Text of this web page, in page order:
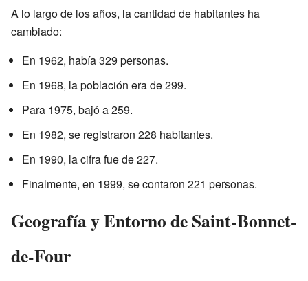
A lo largo de los años, la cantidad de habitantes ha
cambiado:
En 1962, había 329 personas.
En 1968, la población era de 299.
Para 1975, bajó a 259.
En 1982, se registraron 228 habitantes.
En 1990, la cifra fue de 227.
Finalmente, en 1999, se contaron 221 personas.
Geografía y Entorno de Saint-Bonnet-
de-Four